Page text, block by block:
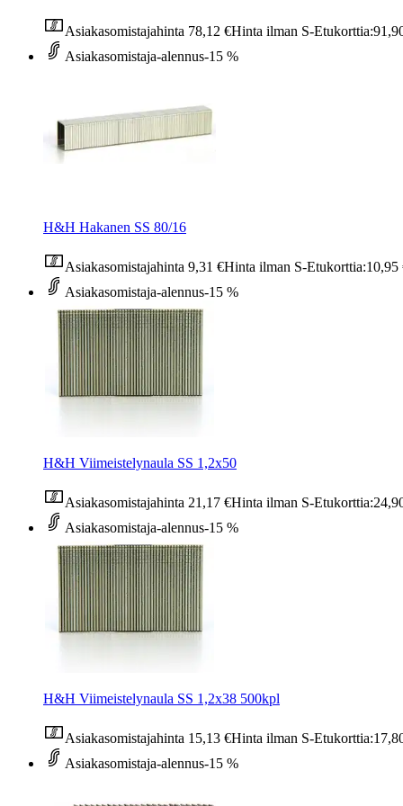
Asiakasomistajahinta 78,12 €Hinta ilman S-Etukorttia:
Asiakasomistaja-alennus-15 %
H&H Hakanen SS 80/16
Asiakasomistajahinta 9,31 €Hinta ilman S-Etukorttia:10,95
Asiakasomistaja-alennus-15 %
H&H Viimeistelynaula SS 1,2x50
Asiakasomistajahinta 21,17 €Hinta ilman S-Etukorttia:
Asiakasomistaja-alennus-15 %
H&H Viimeistelynaula SS 1,2x38 500kpl
Asiakasomistajahinta 15,13 €Hinta ilman S-Etukorttia:
Asiakasomistaja-alennus-15 %